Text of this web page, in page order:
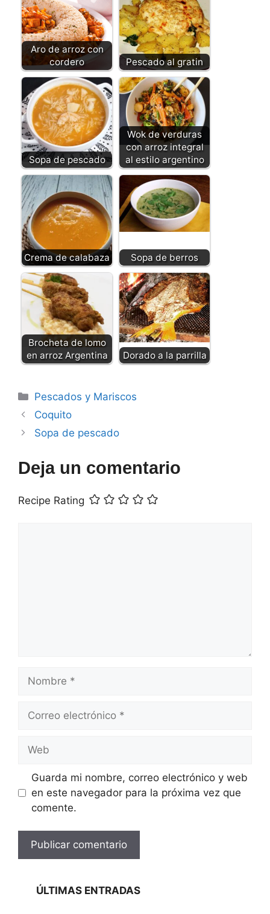
Aro de arroz con
cordero
Pescado al gratin
Sopa de pescado
Wok de verduras
con arroz integral
al estilo argentino
Crema de calabaza Sopa de berros
Brocheta de lomo
en arroz Argentina
Dorado a la parrilla
Categorías
Pescados y Mariscos
Coquito
Sopa de pescado
Deja un comentario
Recipe Rating
electrónico
Guarda mi nombre, correo electrónico y web
en este navegador para la próxima vez que
comente.
ÚLTIMAS ENTRADAS